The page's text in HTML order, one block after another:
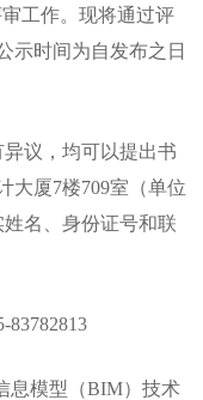
工作。现将通过评
示时间为自发布之日
议，均可以提出书
大厦7楼709室（单位
名、身份证号和联
模型（BIM）技术